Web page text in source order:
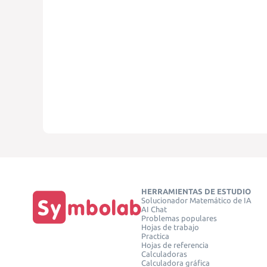
HERRAMIENTAS DE ESTUDIO
Solucionador Matemático de IA
AI Chat
Problemas populares
Hojas de trabajo
Practica
Hojas de referencia
Calculadoras
Calculadora gráfica